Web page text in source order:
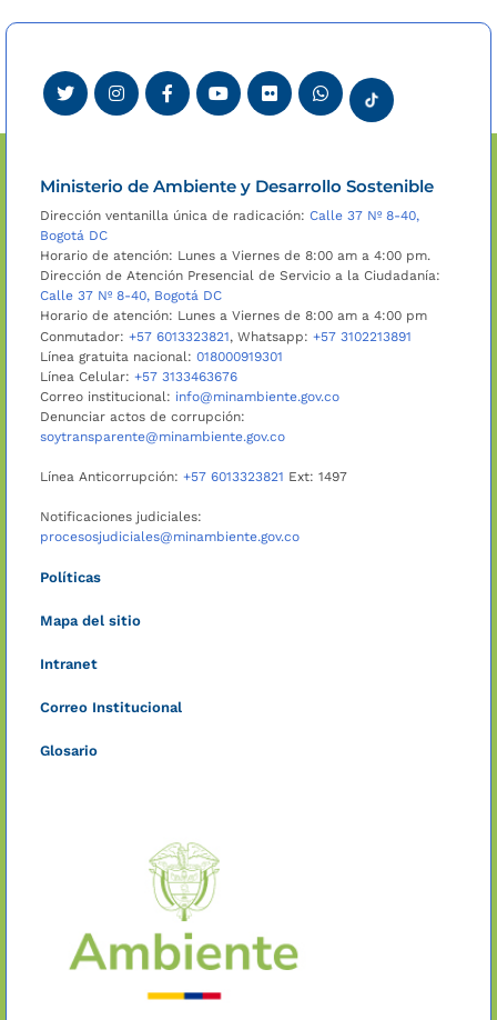
Ministerio de Ambiente y Desarrollo Sostenible
Dirección ventanilla única de radicación: Calle 37 Nº 8-40,
Bogotá DC
Horario de atención: Lunes a Viernes de 8:00 am a 4:00 pm.
Dirección de Atención Presencial de Servicio a la Ciudadanía:
Calle 37 Nº 8-40, Bogotá DC
Horario de atención: Lunes a Viernes de 8:00 am a 4:00 pm
Conmutador: +57 6013323821, Whatsapp: +57 3102213891
Línea gratuita nacional: 018000919301
Línea Celular: +57 3133463676
Correo institucional: info@minambiente.gov.co
Denunciar actos de corrupción:
soytransparente@minambiente.gov.co
Línea Anticorrupción: +57 6013323821 Ext: 1497
Notificaciones judiciales:
procesosjudiciales@minambiente.gov.co
Políticas
Mapa del sitio
Intranet
Correo Institucional
Glosario